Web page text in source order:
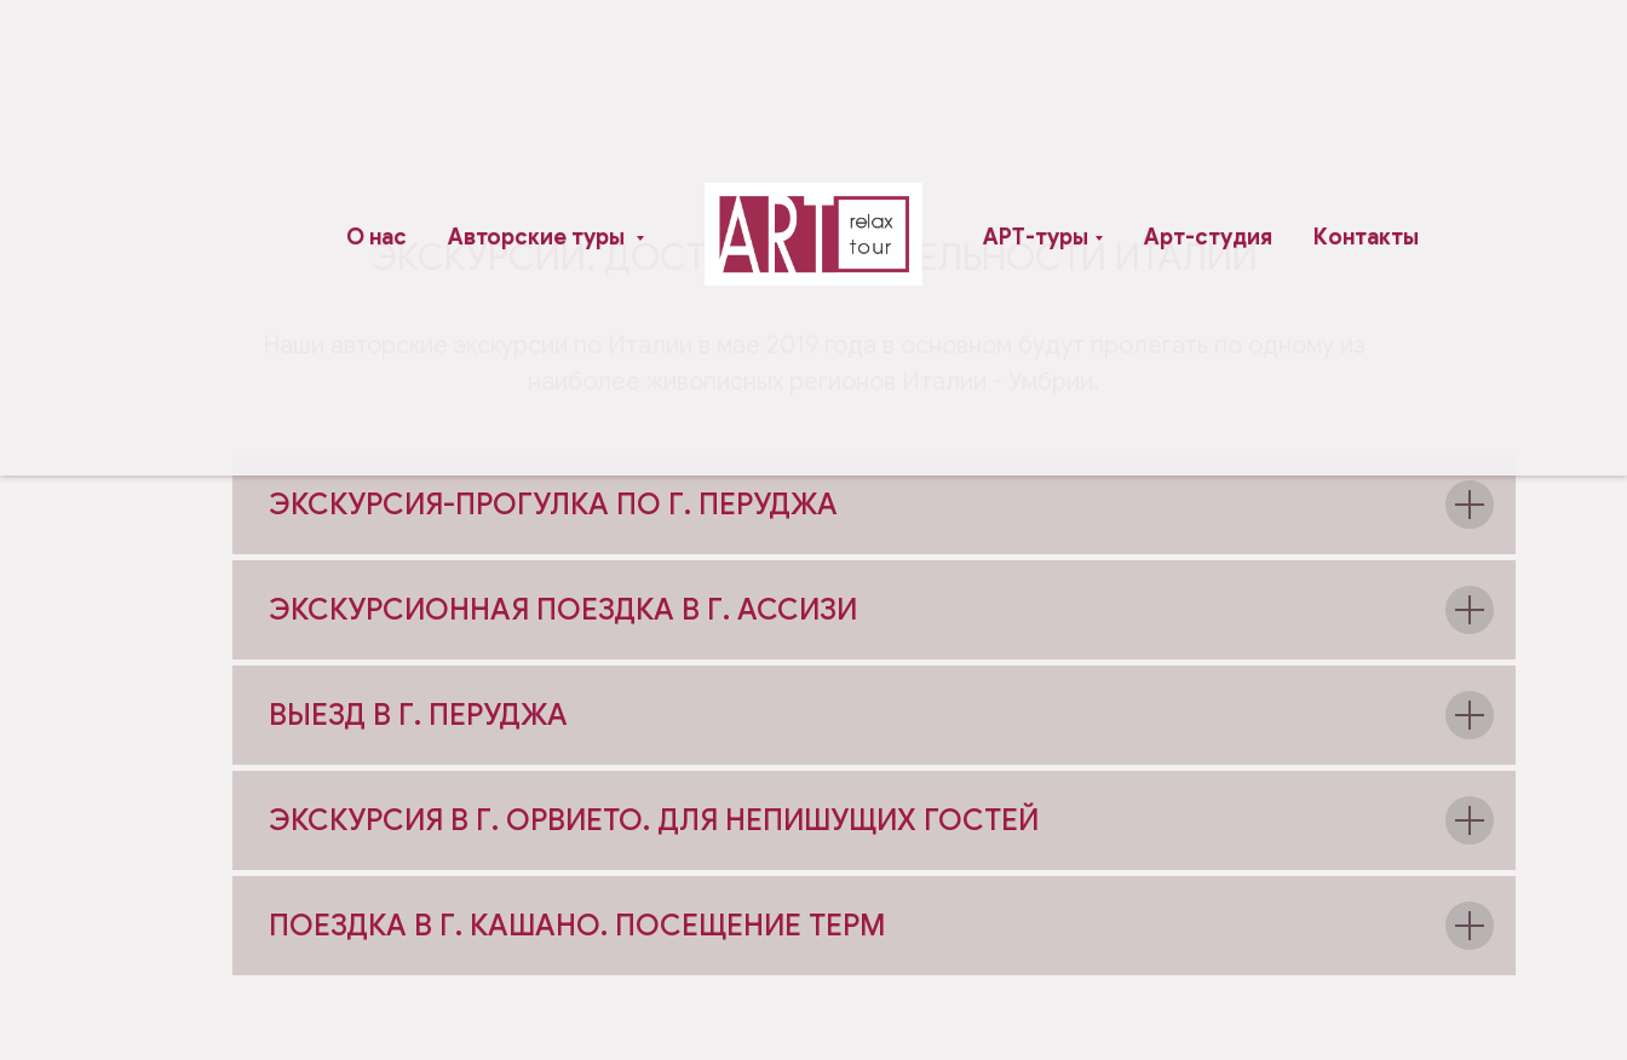
О нас Авторские туры АРТ-туры Арт-студия Контакты
ЭКСКУРСИИ. ДОСТОПРИМЕЧАТЕЛЬНОСТИ ИТАЛИИ
ЭКСКУРСИЯ-ПРОГУЛКА ПО Г. ПЕРУДЖА
ЭКСКУРСИОННАЯ ПОЕЗДКА В Г. АССИЗИ
ВЫЕЗД В Г. ПЕРУДЖА
ЭКСКУРСИЯ В Г. ОРВИЕТО. ДЛЯ НЕПИШУЩИХ ГОСТЕЙ
ПОЕЗДКА В Г. КАШАНО. ПОСЕЩЕНИЕ ТЕРМ